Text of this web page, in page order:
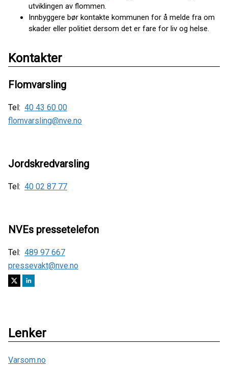
utviklingen av flommen.
Innbyggere bør kontakte kommunen for å melde fra om
skader eller politiet dersom det er fare for liv og helse.
Kontakter
Flomvarsling
Tel: 40 43 60 00
flomvarsling@nve.no
Jordskredvarsling
Tel: 40 02 87 77
NVEs pressetelefon
Tel: 489 97 667
pressevakt@nve.no
Lenker
Varsom.no